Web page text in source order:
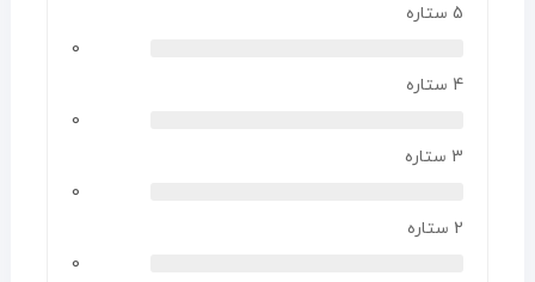
5 ستاره
0
4 ستاره
0
3 ستاره
0
2 ستاره
0